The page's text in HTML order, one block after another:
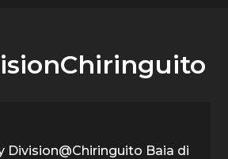
Division@Chiringuito Baia di